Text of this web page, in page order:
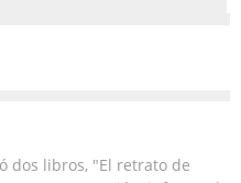
dos libros, "El retrato de